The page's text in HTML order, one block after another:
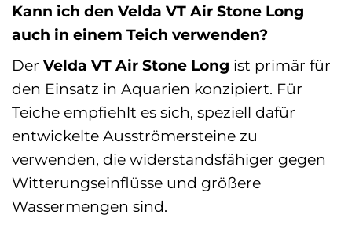
Kann ich den Velda VT Air Stone Long
auch in einem Teich verwenden?
Der Velda VT Air Stone Long ist primär für
den Einsatz in Aquarien konzipiert. Für
Teiche empfiehlt es sich, speziell dafür
entwickelte Ausströmersteine zu
verwenden, die widerstandsfähiger gegen
Witterungseinflüsse und größere
Wassermengen sind.